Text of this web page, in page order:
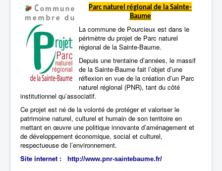
Parc naturel régional de la Sainte-
Baume
La commune de Pourcieux est dans le
périmètre du projet de Parc naturel
régional de la Sainte-Baume.
Depuis une trentaine d’années, le massif
de la Sainte-Baume fait l’objet d’une
réflexion en vue de la création d’un Parc
naturel régional (PNR), tant du côté
institutionnel qu’associatif.
Ce projet est né de la volonté de protéger et valoriser le
patrimoine naturel, culturel et humain de son territoire en
mettant en œuvre une politique innovante d’aménagement et
de développement économique, social et culturel,
respectueuse de l’environnement.
Site internet :
http://www.pnr-saintebaume.fr/